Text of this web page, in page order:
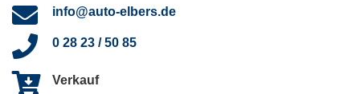
info@auto-elbers.de
0 28 23 / 50 85
Verkauf